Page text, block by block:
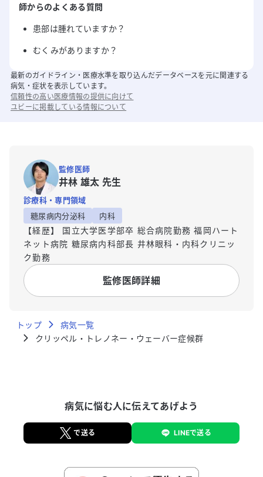
師からのよくある質問
患部は腫れていますか？
むくみがありますか？
最新のガイドライン・医療水準を取り込んだデータベースを元に関連する
病気・症状を表示しています。
信頼性の高い医療情報の提供に向けて
ユビーに掲載している情報について
監修医師
井林 雄太 先生
診療科・専門領域
糖尿病内分泌科
内科
【経歴】 国立大学医学部卒 総合病院勤務 福岡ハート
ネット病院 糖尿病内科部長 井林眼科・内科クリニッ
ク勤務
監修医師詳細
トップ
病気一覧
クリッペル・トレノネー・ウェーバー症候群
病気に悩む人に伝えてあげよう
で送る LINEで送る